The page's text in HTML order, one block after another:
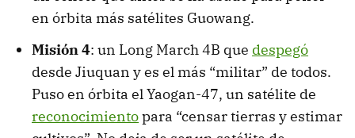
en órbita más satélites Guowang.
Misión 4: un Long March 4B que despegó
desde Jiuquan y es el más “militar” de todos.
Puso en órbita el Yaogan-47, un satélite de
reconocimientopara “censar tierras y estimar